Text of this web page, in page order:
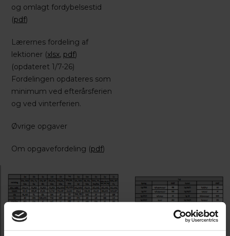
og omlagt fordybelsestid
(pdf)
Lærernes fordeling af
lektioner (xlsx, pdf)
(opdateret 1/7-26)
Fordelingen opdateres som
minimum ved efterårsferien
og ved vinterferien.
Øvrige opgaver
Om opgavefordeling (pdf)